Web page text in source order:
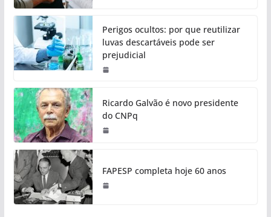
Perigos ocultos: por que reutilizar
luvas descartáveis pode ser
prejudicial
Ricardo Galvão é novo presidente
do CNPq
FAPESP completa hoje 60 anos